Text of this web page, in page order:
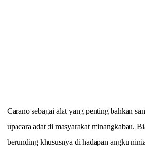
Carano sebagai alat yang penting bahkan
upacara adat di masyarakat minangkabau.
berunding khususnya di hadapan angku